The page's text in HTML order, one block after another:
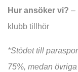
Hur ansöker vi? –
klubb tillhör
*Stödet till
75%, medan